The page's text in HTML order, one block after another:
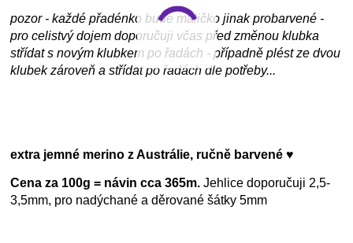
pozor - každé přadénko bude maličko jinak probarvené -
pro celistvý dojem doporučuji včas před změnou klubka
střídat s novým klubkem po řadách - případně plést ze dvou
klubek zároveň a střídat po řadách dle potřeby...
extra jemné merino z Austrálie, ručně barvené ♥
Cena za 100g = návin cca 365m. Jehlice doporučuji 2,5-
3,5mm, pro nadýchané a děrované šátky 5mm